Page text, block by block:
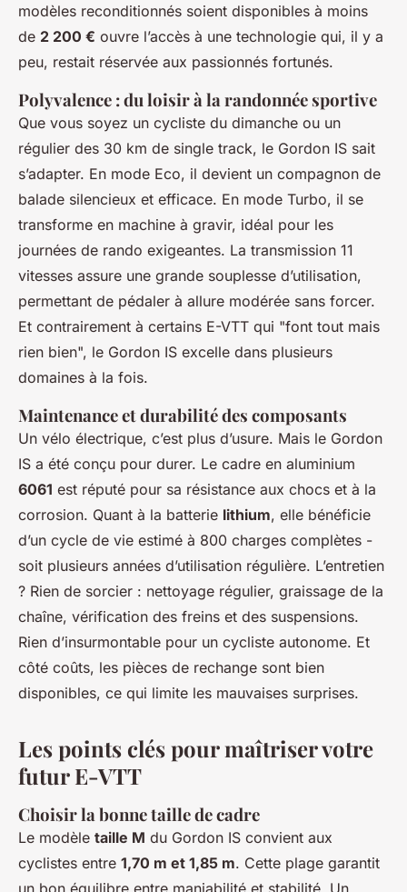
modèles reconditionnés soient disponibles à moins
de 2 200 € ouvre l’accès à une technologie qui, il y a
peu, restait réservée aux passionnés fortunés.
Polyvalence : du loisir à la randonnée sportive
Que vous soyez un cycliste du dimanche ou un
régulier des 30 km de single track, le Gordon IS sait
s’adapter. En mode Eco, il devient un compagnon de
balade silencieux et efficace. En mode Turbo, il se
transforme en machine à gravir, idéal pour les
journées de rando exigeantes. La transmission 11
vitesses assure une grande souplesse d’utilisation,
permettant de pédaler à allure modérée sans forcer.
Et contrairement à certains E-VTT qui "font tout mais
rien bien", le Gordon IS excelle dans plusieurs
domaines à la fois.
Maintenance et durabilité des composants
Un vélo électrique, c’est plus d’usure. Mais le Gordon
IS a été conçu pour durer. Le cadre en aluminium
6061 est réputé pour sa résistance aux chocs et à la
corrosion. Quant à la batterie lithium, elle bénéficie
d’un cycle de vie estimé à 800 charges complètes -
soit plusieurs années d’utilisation régulière. L’entretien
? Rien de sorcier : nettoyage régulier, graissage de la
chaîne, vérification des freins et des suspensions.
Rien d’insurmontable pour un cycliste autonome. Et
côté coûts, les pièces de rechange sont bien
disponibles, ce qui limite les mauvaises surprises.
Les points clés pour maîtriser votre
futur E-VTT
Choisir la bonne taille de cadre
Le modèle taille M du Gordon IS convient aux
cyclistes entre 1,70 m et 1,85 m. Cette plage garantit
un bon équilibre entre maniabilité et stabilité. Un